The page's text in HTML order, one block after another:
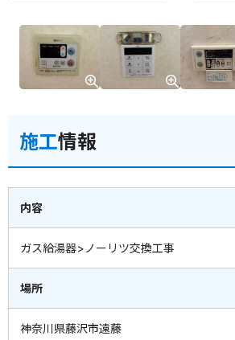
施工情報
内容
ガス給湯器>ノーリツ交換工事
場所
神奈川県藤沢市遠藤